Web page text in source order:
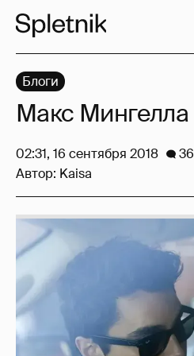
Блоги
Макс Мингелла
02:31, 16 сентября 2018
36
Автор: Kaisa